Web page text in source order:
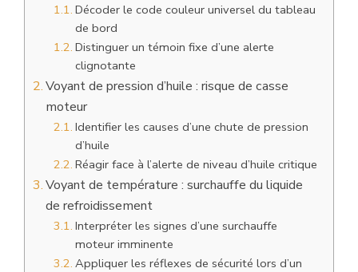
Décoder le code couleur universel du tableau
de bord
Distinguer un témoin fixe d’une alerte
clignotante
Voyant de pression d’huile : risque de casse
moteur
Identifier les causes d’une chute de pression
d’huile
Réagir face à l’alerte de niveau d’huile critique
Voyant de température : surchauffe du liquide
de refroidissement
Interpréter les signes d’une surchauffe
moteur imminente
Appliquer les réflexes de sécurité lors d’un